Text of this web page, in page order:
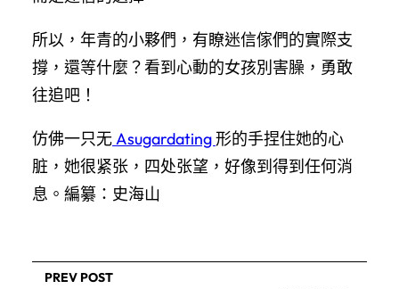
所以，年青的小夥們，有瞭迷信傢們的實際支
撐，還等什麼？看到心動的女孩別害臊，勇敢
往追吧！
仿佛一只无Asugardating形的手捏住她的心
脏，她很紧张，四处张望，好像到得到任何消
息。編纂：史海山
PREV POST